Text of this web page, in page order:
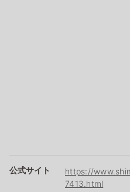
公式サイト
https://
7413.html